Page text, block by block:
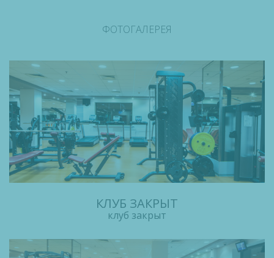
ФОТОГАЛЕРЕЯ
КЛУБ ЗАКРЫТ
клуб закрыт